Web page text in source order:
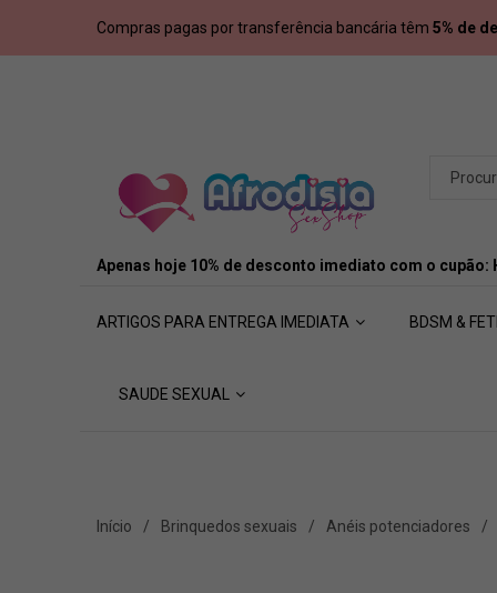
Compras pagas por transferência bancária têm 5% de
Apenas hoje 10% de desconto imediato com o cupão:
ARTIGOS PARA ENTREGA IMEDIATA BDSM &
SAUDE SEXUAL
Início Brinquedos sexuais Anéis potenciadores